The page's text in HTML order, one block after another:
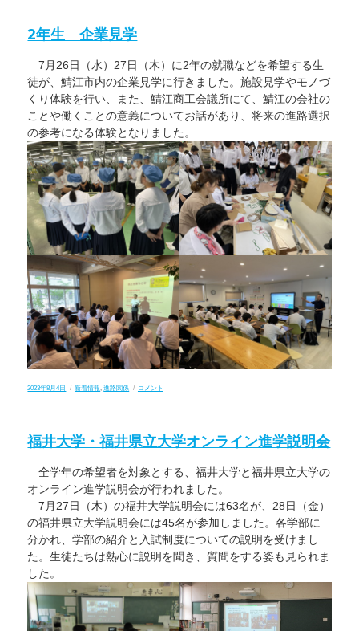
に
つ
て
～
8/16(水)】
に
2年生 企業見学
7月26日（水）27日（木）に2年の就職などを希望する生
徒が、鯖江市内の企業見学に行きました。施設見学やモノづ
くり体験を行い、また、鯖江商工会議所にて、鯖江の会社の
ことや働くことの意義についてお話があり、将来の進路選択
の参考になる体験となりました。
投
2023年8月4日
カ
新着情報,進路関係
2
見
学
コメント
福井大学・福井県立大学オンライン進学説明会
全学年の希望者を対象とする、福井大学と福井県立大学の
オンライン進学説明会が行われました。
7月27日（木）の福井大学説明会には63名が、28日（金）
の福井県立大学説明会には45名が参加しました。各学部に
分かれ、学部の紹介と入試制度についての説明を受けまし
た。生徒たちは熱心に説明を聞き、質問をする姿も見られま
した。